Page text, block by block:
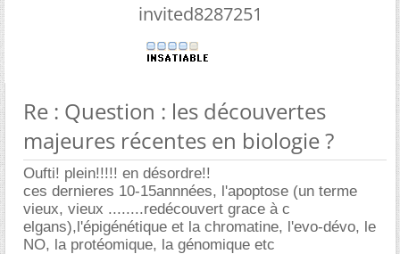
invited8287251
Re : Question : les découvertes
majeures récentes en biologie ?
Oufti! plein!!!!! en désordre!!
ces dernieres 10-15annnées, l'apoptose (un terme
vieux, vieux ........redécouvert grace à c
elgans),l'épigénétique et la chromatine, l'evo-dévo, le
NO, la protéomique, la génomique etc